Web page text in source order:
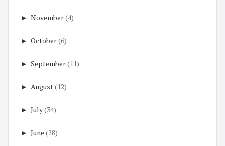
► November(4)
► October(6)
► September(11)
► August(12)
► July(34)
► June (28)